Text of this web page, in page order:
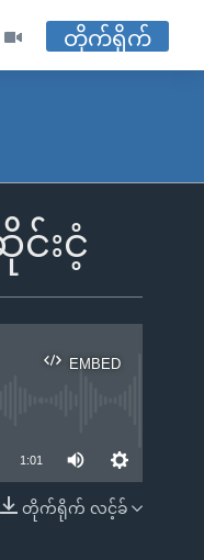
တိုက်ရိုက်
းငံ့
EMBED
EMBED
1:01
တိုက်ရိုက် လင့်ခ်